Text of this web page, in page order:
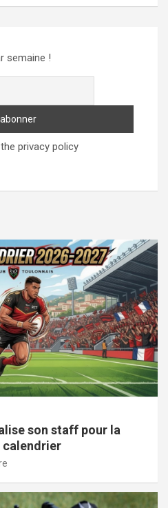
semaine !
privacy policy
son staff pour la
calendrier